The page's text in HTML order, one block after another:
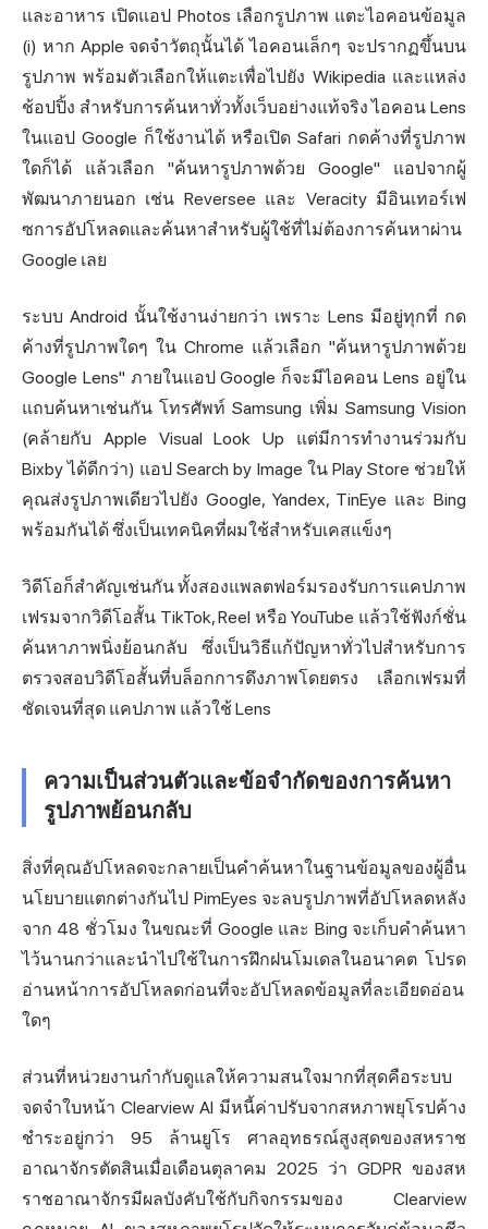
และอาหาร เปิดแอป Photos เลือกรูปภาพ แตะไอคอนข้อมูล
(i) หาก Apple จดจำวัตถุนั้นได้ ไอคอนเล็กๆ จะปรากฏขึ้นบน
รูปภาพ พร้อมตัวเลือกให้แตะเพื่อไปยัง Wikipedia และแหล่ง
ช้อปปิ้ง สำหรับการค้นหาทั่วทั้งเว็บอย่างแท้จริง ไอคอน Lens
ในแอป Google ก็ใช้งานได้ หรือเปิด Safari กดค้างที่รูปภาพ
ใดก็ได้ แล้วเลือก "ค้นหารูปภาพด้วย Google" แอปจากผู้
พัฒนาภายนอก เช่น Reversee และ Veracity มีอินเทอร์เฟ
ซการอัปโหลดและค้นหาสำหรับผู้ใช้ที่ไม่ต้องการค้นหาผ่าน
Google เลย
ระบบ Android นั้นใช้งานง่ายกว่า เพราะ Lens มีอยู่ทุกที่ กด
ค้างที่รูปภาพใดๆ ใน Chrome แล้วเลือก "ค้นหารูปภาพด้วย
Google Lens" ภายในแอป Google ก็จะมีไอคอน Lens อยู่ใน
แถบค้นหาเช่นกัน โทรศัพท์ Samsung เพิ่ม Samsung Vision
(คล้ายกับ Apple Visual Look Up แต่มีการทำงานร่วมกับ
Bixby ได้ดีกว่า) แอป Search by Image ใน Play Store ช่วยให้
คุณส่งรูปภาพเดียวไปยัง Google, Yandex, TinEye และ Bing
พร้อมกันได้ ซึ่งเป็นเทคนิคที่ผมใช้สำหรับเคสแข็งๆ
วิดีโอก็สำคัญเช่นกัน ทั้งสองแพลตฟอร์มรองรับการแคปภาพ
เฟรมจากวิดีโอสั้น TikTok, Reel หรือ YouTube แล้วใช้ฟังก์ชั่น
ค้นหาภาพนิ่งย้อนกลับ ซึ่งเป็นวิธีแก้ปัญหาทั่วไปสำหรับการ
ตรวจสอบวิดีโอสั้นที่บล็อกการดึงภาพโดยตรง เลือกเฟรมที่
ชัดเจนที่สุด แคปภาพ แล้วใช้ Lens
ความเป็นส่วนตัวและข้อจำกัดของการค้นหา
รูปภาพย้อนกลับ
สิ่งที่คุณอัปโหลดจะกลายเป็นคำค้นหาในฐานข้อมูลของผู้อื่น
นโยบายแตกต่างกันไป PimEyes จะลบรูปภาพที่อัปโหลดหลัง
จาก 48 ชั่วโมง ในขณะที่ Google และ Bing จะเก็บคำค้นหา
ไว้นานกว่าและนำไปใช้ในการฝึกฝนโมเดลในอนาคต โปรด
อ่านหน้าการอัปโหลดก่อนที่จะอัปโหลดข้อมูลที่ละเอียดอ่อน
ใดๆ
ส่วนที่หน่วยงานกำกับดูแลให้ความสนใจมากที่สุดคือระบบ
จดจำใบหน้า Clearview AI มีหนี้ค่าปรับจากสหภาพยุโรปค้าง
ชำระอยู่กว่า 95 ล้านยูโร ศาลอุทธรณ์สูงสุดของสหราช
อาณาจักรตัดสินเมื่อเดือนตุลาคม 2025 ว่า GDPR ของสห
ราชอาณาจักรมีผลบังคับใช้กับกิจกรรมของ Clearview